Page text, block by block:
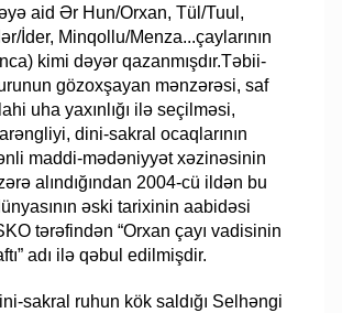
aid Ər Hun/Orxan, Tül/Tuul,
İder, Minqollu/Menza...çaylarının
kimi dəyər qazanmışdır.Təbii-
gözoxşayan mənzərəsi, saf
uha yaxınlığı ilə seçilməsi,
dini-sakral ocaqlarının
maddi-mədəniyyət xəzinəsinin
alındığından 2004-cü ildən bu
əski tarixinin aabidəsi
tərəfindən “Orxan çayı vadisinin
adı ilə qəbul edilmişdir.
sakral ruhun kök saldığı Selhəngi